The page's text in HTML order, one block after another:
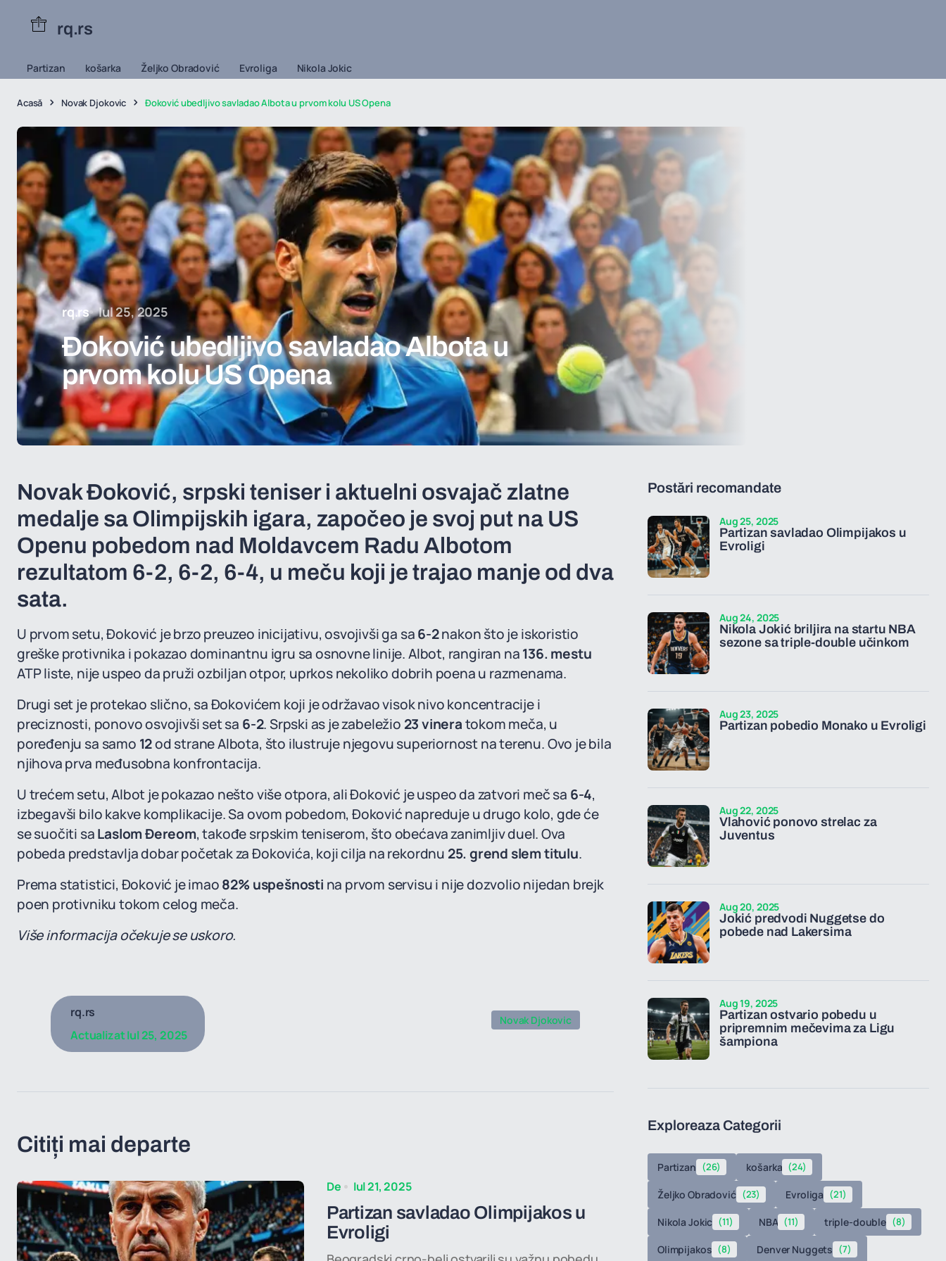
rq.rs
Partizan košarka Željko Obradović Evroliga Nikola Jokic
Acasă Novak Djokovic Đoković ubedljivo savladao Albota u prvom kolu US Opena
rq.rs Iul 25, 2025
Đoković ubedljivo savladao Albota u
prvom kolu US Opena
Novak Đoković, srpski teniser i aktuelni osvajač zlatne
medalje sa Olimpijskih igara, započeo je svoj put na US
Openu pobedom nad Moldavcem Radu Albotom
rezultatom 6-2, 6-2, 6-4, u meču koji je trajao manje od dva
sata.
U prvom setu, Đoković je brzo preuzeo inicijativu, osvojivši ga sa6-2nakon što je iskoristio
greške protivnika i pokazao dominantnu igru sa osnovne linije. Albot, rangiran na136. mestu
ATP liste, nije uspeo da pruži ozbiljan otpor, uprkos nekoliko dobrih poena u razmenama.
Drugi set je protekao slično, sa Đokovićem koji je održavao visok nivo koncentracije i
preciznosti, ponovo osvojivši set sa 6-2. Srpski as je zabeležio 23 vineratokom meča, u
poređenju sa samo 12od strane Albota, što ilustruje njegovu superiornost na terenu. Ovo je bila
njihova prva međusobna konfrontacija.
U trećem setu, Albot je pokazao nešto više otpora, ali Đoković je uspeo da zatvori meč sa 6-4,
izbegavši bilo kakve komplikacije. Sa ovom pobedom, Đoković napreduje u drugo kolo, gde će
se suočiti saLaslom Đereom, takođe srpskim teniserom, što obećava zanimljiv duel. Ova
pobeda predstavlja dobar početak za Đokovića, koji cilja na rekordnu 25. grend slem titulu.
Prema statistici, Đoković je imao82% uspešnosti na prvom servisu i nije dozvolio nijedan brejk
poen protivniku tokom celog meča.
Više informacija očekuje se uskoro.
rq.rs
ActualizatIul 25, 2025
Novak Djokovic
Citiți mai departe
De Iul 21, 2025
Partizan savladao Olimpijakos u
Evroligi
Postări recomandate
Partizan savladao Olimpijakos u
Evroligi
Aug 25, 2025
Nikola Jokić briljira na startu NBA
sezone sa triple-double učinkom
Aug 24, 2025
Partizan pobedio Monako u Evroligi
Aug 23, 2025
Vlahović ponovo strelac za
Juventus
Aug 22, 2025
Jokić predvodi Nuggetse do
pobede nad Lakersima
Aug 20, 2025
Partizan ostvario pobedu u
pripremnim mečevima za Ligu
šampiona
Aug 19, 2025
Exploreaza Categorii
Partizan (26) košarka (24)
Željko Obradović (23) Evroliga (21)
Nikola Jokic (11) NBA (11) triple-double (8)
Olimpijakos (8) Denver Nuggets (7)